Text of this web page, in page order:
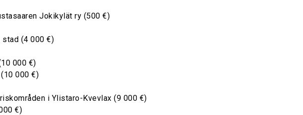
Jokikylät ry (500 €)
stad (4 000 €)
000 €)
000 €)
i Ylistaro-Kvevlax (9 000 €)
€)